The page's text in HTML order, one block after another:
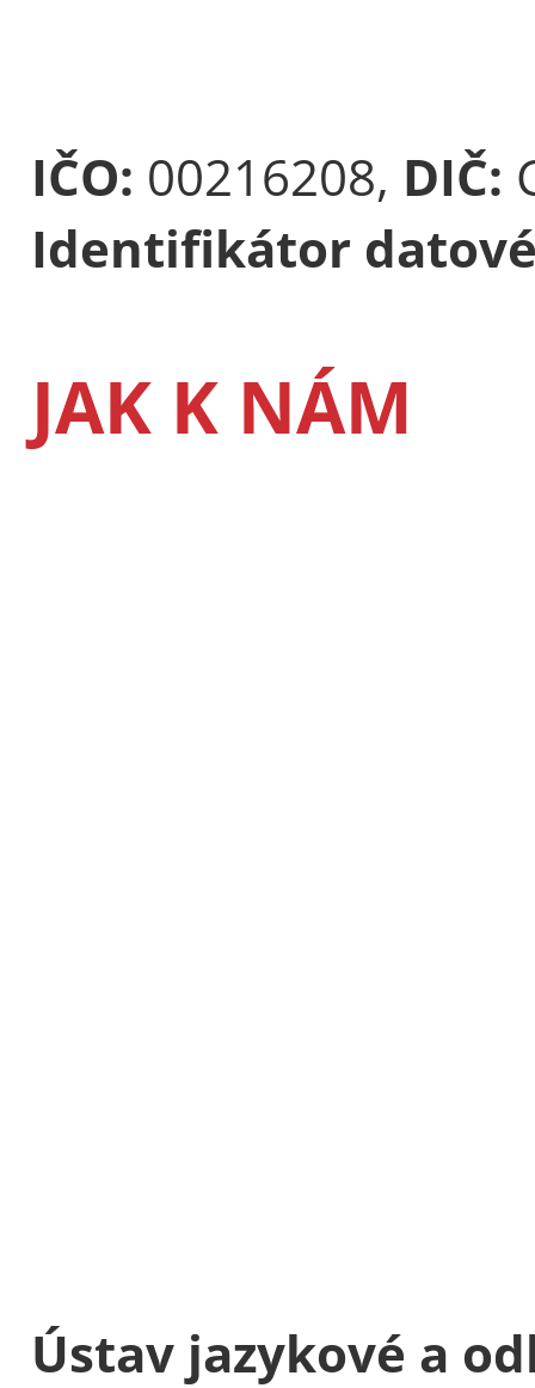
IČO: 00216208, DIČ:
Identifikátor
JAK K NÁM
Ústav jazykové a